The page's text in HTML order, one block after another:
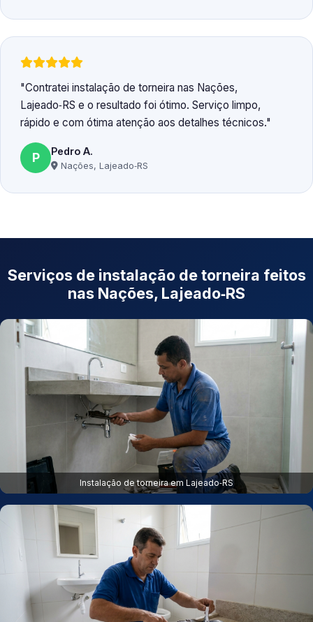
Contratei instalação de torneira nas Nações,
Lajeado‑RS e o resultado foi ótimo. Serviço limpo,
rápido e com ótima atenção aos detalhes técnicos.
P Pedro A.
Nações, Lajeado‑RS
Serviços de instalação de torneira feitos
nas Nações, Lajeado‑RS
Instalação de torneira em Lajeado‑RS